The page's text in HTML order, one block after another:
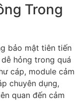
Trong
bảo mật tiên tiến
hỏng trong quá
cáp, module cảm
chuyên dụng,
quan đến cảm